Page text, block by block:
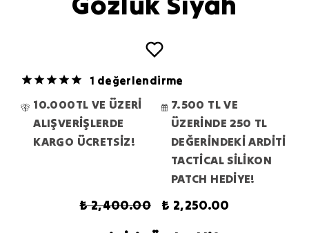
1 değerlendirme
10.000TL VE ÜZERİ
ALIŞVERİŞLERDE
KARGO ÜCRETSİZ!
7.500 TL VE
ÜZERİNDE 250 TL
DEĞERİNDEKİ ARDİTİ
TACTİCAL SİLİKON
PATCH HEDİYE!
₺ 2,400.00 ₺ 2,250.00